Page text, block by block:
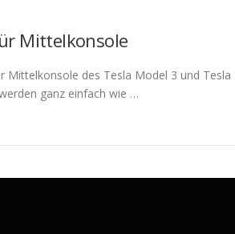
Mittelkonsole
Mittelkonsole des Tesla Model 3 und
ganz einfach wie …